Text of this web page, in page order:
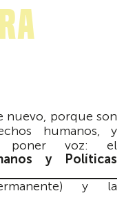
nuevo, porque son
humanos, y
poner voz: el
y Políticas
y la